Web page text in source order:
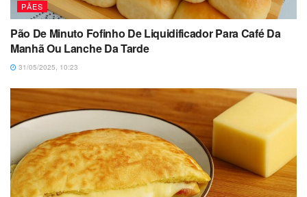
PÃES
Pão De Minuto Fofinho De Liquidificador Para Café Da
Manhã Ou Lanche Da Tarde
31/05/2025, 10:23